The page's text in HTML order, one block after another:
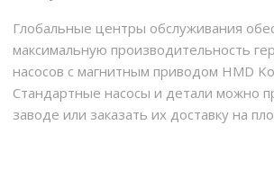
Глобальные центры обслуживания
максимальную производительность
насосов с магнитным приводом HMD
Стандартные насосы и детали можно
заводе или заказать их доставку на